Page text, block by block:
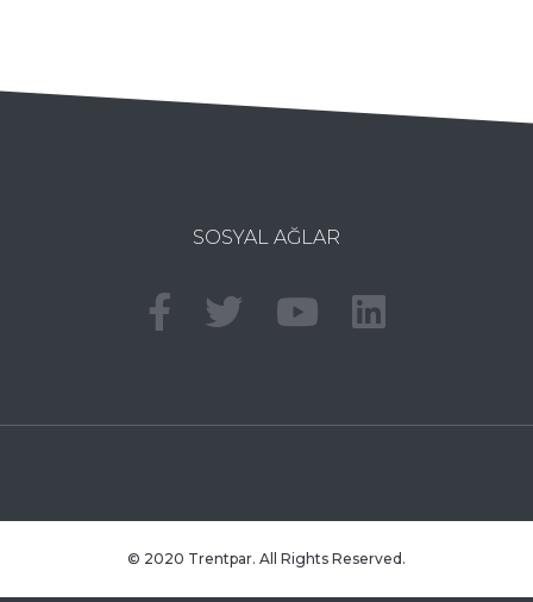
SOSYAL AĞLAR
© 2020 Trentpar. All Rights Reserved.